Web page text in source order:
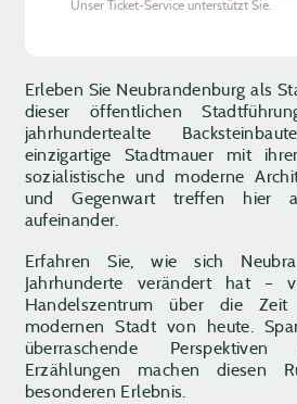
Erleben Sie Neubrandenburg als
dieser öffentlichen
jahrhundertealte
einzigartige Stadtmauer mit
sozialistische und moderne
und Gegenwart treffen hier
aufeinander.
Erfahren Sie, wie sich
Jahrhunderte verändert hat –
Handelszentrum über die
modernen Stadt von heute.
überraschende
Erzählungen machen diesen
besonderen Erlebnis.
Unser Ticket-Service unterstützt Sie.